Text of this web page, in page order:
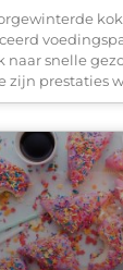
naar snelle
zijn prestaties